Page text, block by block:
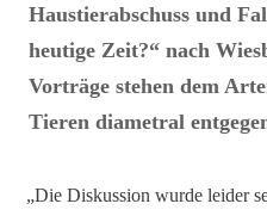
Haustierabschuss und
heutige Zeit?“ nach
Vorträge stehen dem
Tieren diametral
„Die Diskussion wurde leider